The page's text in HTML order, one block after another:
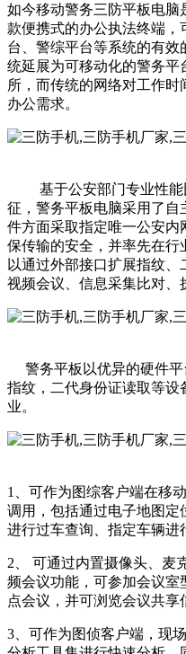
如今移动警务三防平板电脑
款便携式的办公执法终端
台、警综平台等系统的有
统延展为可移动化的警务平
所，而传统的网络对工作
办公需求。
基于公安部门专业性能
征，警务平板电脑采用了自
件方面采取指定唯一公安内
保传输的安全，并率先在
以通过外部接口扩展指纹
视频会议、信息采集比对、
警务平板以优异的硬件平
指纹，二代身份证读取等
业。
1、可作为图综客户端在移
调用，包括通过电子地图定
进行过车查询、指定车辆进
2、 可通过内置摄像头、麦
频会议功能，可参加会议室
点会议，并可浏览会议共享
3、可作为图侦客户端，现